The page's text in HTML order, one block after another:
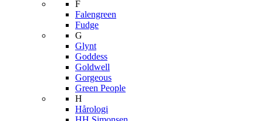
F
Falengreen
Fudge
G
Glynt
Goddess
Goldwell
Gorgeous
Green People
H
Hårologi